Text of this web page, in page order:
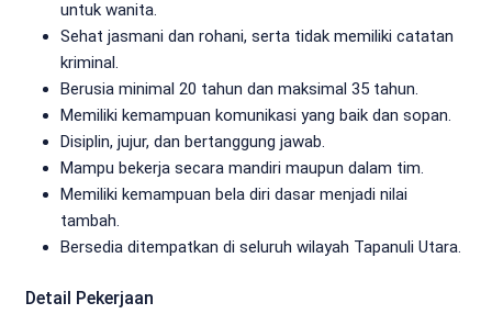
untuk wanita.
Sehat jasmani dan rohani, serta tidak memiliki catatan
kriminal.
Berusia minimal 20 tahun dan maksimal 35 tahun.
Memiliki kemampuan komunikasi yang baik dan sopan.
Disiplin, jujur, dan bertanggung jawab.
Mampu bekerja secara mandiri maupun dalam tim.
Memiliki kemampuan bela diri dasar menjadi nilai
tambah.
Bersedia ditempatkan di seluruh wilayah Tapanuli Utara.
Detail Pekerjaan